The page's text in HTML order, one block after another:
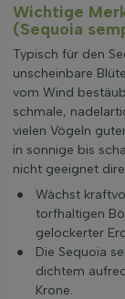
Wichtige
(Sequoia
Typisch für den
unscheinbare
vom Wind
schmale,
vielen Vögeln
in sonnige bis
nicht geeignet
Wächst
torfhaltigen
gelockerter
Die Sequoia
dichtem
Krone.